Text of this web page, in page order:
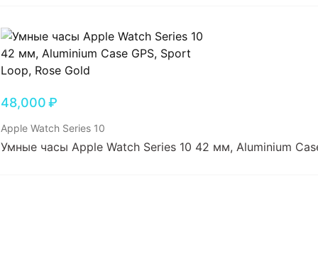
48,000₽
Apple Watch Series 10
Умные часы Apple Watch Series 10 42 мм, Aluminium